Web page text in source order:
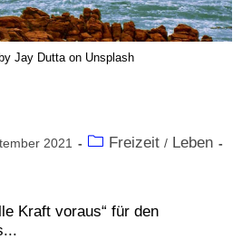
Jay Dutta on Unsplash
2021 Freizeit / Leben
Kraft voraus“ für den